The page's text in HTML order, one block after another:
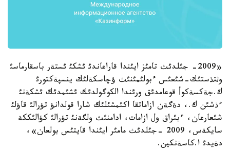
«2009- جئلدئث تامئز ايئندا قاراعاندئ ئشكئ ئستةر باسقارماسئ
وثتذستئك-شئعئس ءبولئمئنئث ؤچاسكةلئك ينسپةكتورئ
ك.جةكسةكوأ قوعامدئق ورئندا الكوگولدئك ئشئمدئك ئشكةنئ
ءذشئن ك.، دةگةن ازاماتقا اكئمشئلئك شارا قولدانؤ تؤرالئ قاؤلئ
شئعارعان، ءبئراق ول ازامات، ادامنئث ولگةنئ تؤرالئ كؤالئككة
سايكةس، 2009 -جئلدئث مامئر ايئندا قايتئس بولعان»،
دةيدئ ا.كاسةنكين.